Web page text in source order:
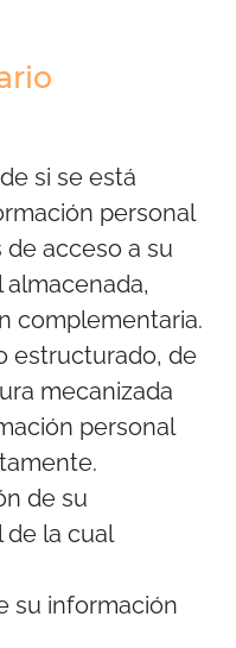
si se está
personal
acceso a su
complementaria.
estructurado, de
mecanizada
personal
de su
de la cual
su información